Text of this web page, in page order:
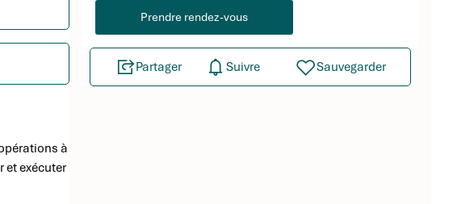
à
et exécuter
Prendre rendez-vous
Partager Suivre Sauvegarder